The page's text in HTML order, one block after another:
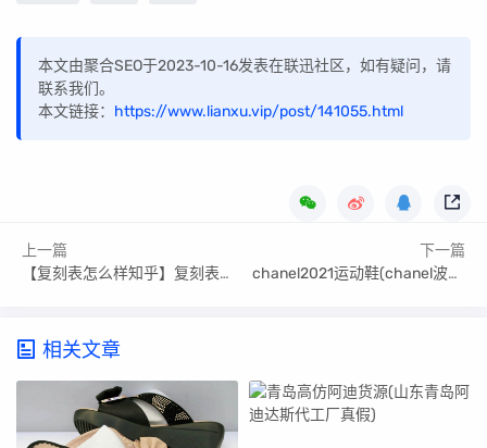
本文由聚合SEO于2023-10-16发表在联迅社区，如有疑问，请
联系我们。
本文链接： https://www.lianxu.vip/post/141055.html
上一篇
【复刻表怎么样知乎】复刻表值得购买吗?
下一篇
chanel2021运动鞋(chanel波鞋2023)
相关文章